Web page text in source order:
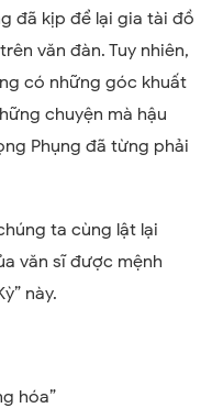
đã kịp để lại gia tài đồ
văn đàn. Tuy nhiên,
có những góc khuất
chuyện mà hậu
Phụng đã từng phải
ta cùng lật lại
văn sĩ được mệnh
này.
hóa”